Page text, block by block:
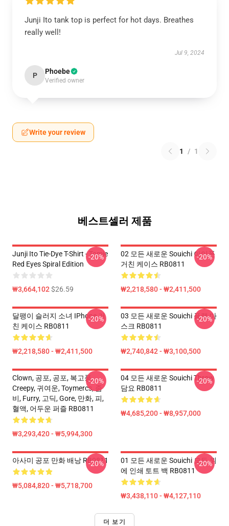
Junji Ito tank top is perfect for hot days. Breathes
really well!
Jul 9, 2024
P Phoebe
Verified owner
Write your review
1 / 1
베스트셀러 제품
Junji Ito Tie-Dye T-Shirt - Tomie
Red Eyes Spiral Edition
₩3,664,102$26.59
-20%
02 모든 새로운 Souichi 아이폰
거친 케이스 RB0811
₩2,218,580 - ₩2,411,500
-20%
달팽이 슬러지 소녀 IPhone 거
친 케이스 RB0811
₩2,218,580 - ₩2,411,500
-20%
03 모든 새로운 Souichi 플랫 마
스크 RB0811
₩2,740,842 - ₩3,100,500
-20%
Clown, 공포, 공포, 복고풍,
Creepy, 귀여운, Toymercs, 좀
비, Furry, 고딕, Gore, 만화, 피,
혈액, 어두운 퍼즐 RB0811
₩3,293,420 - ₩5,994,300
-20%
04 모든 새로운 Souichi Throw
담요 RB0811
₩4,685,200 - ₩8,957,000
-20%
아사미 공포 만화 배낭 RB0811
₩5,084,820 - ₩5,718,700
-20%
01 모든 새로운 Souichi 모든 위
에 인쇄 토트 백 RB0811
₩3,438,110 - ₩4,127,110
-20%
더 보기